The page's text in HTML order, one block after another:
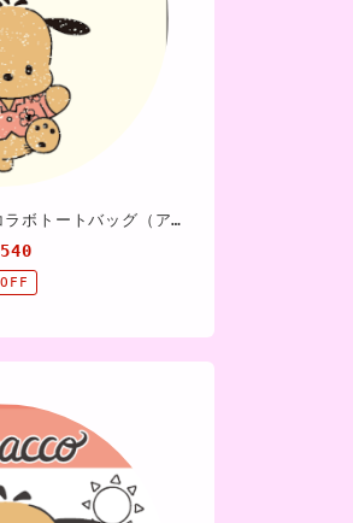
ポチャッコ cafe 限定コラボトートバッグ（アイスクリームタイプ）